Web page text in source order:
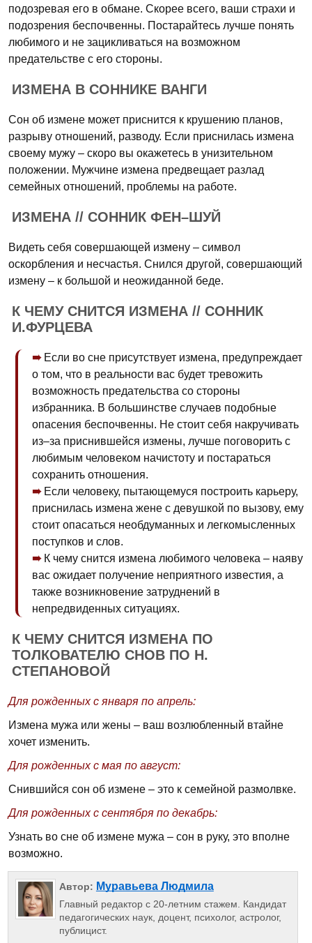
подозревая его в обмане. Скорее всего, ваши страхи и
подозрения беспочвенны. Постарайтесь лучше понять
любимого и не зацикливаться на возможном
предательстве с его стороны.
ИЗМЕНА В СОННИКЕ ВАНГИ
Сон об измене может приснится к крушению планов,
разрыву отношений, разводу. Если приснилась измена
своему мужу – скоро вы окажетесь в унизительном
положении. Мужчине измена предвещает разлад
семейных отношений, проблемы на работе.
ИЗМЕНА // СОННИК ФЕН–ШУЙ
Видеть себя совершающей измену – символ
оскорбления и несчастья. Снился другой, совершающий
измену – к большой и неожиданной беде.
К ЧЕМУ СНИТСЯ ИЗМЕНА // СОННИК
И.ФУРЦЕВА
Если во сне присутствует измена, предупреждает
о том, что в реальности вас будет тревожить
возможность предательства со стороны
избранника. В большинстве случаев подобные
опасения беспочвенны. Не стоит себя накручивать
из–за приснившейся измены, лучше поговорить с
любимым человеком начистоту и постараться
сохранить отношения.
Если человеку, пытающемуся построить карьеру,
приснилась измена жене с девушкой по вызову, ему
стоит опасаться необдуманных и легкомысленных
поступков и слов.
К чему снится измена любимого человека – наяву
вас ожидает получение неприятного известия, а
также возникновение затруднений в
непредвиденных ситуациях.
К ЧЕМУ СНИТСЯ ИЗМЕНА ПО
ТОЛКОВАТЕЛЮ СНОВ ПО Н.
СТЕПАНОВОЙ
Для рожденных с января по апрель:
Измена мужа или жены – ваш возлюбленный втайне
хочет изменить.
Для рожденных с мая по август:
Снившийся сон об измене – это к семейной размолвке.
Для рожденных с сентября по декабрь:
Узнать во сне об измене мужа – сон в руку, это вполне
возможно.
Автор: Муравьева Людмила
Главный редактор с 20-летним стажем. Кандидат
педагогических наук, доцент, психолог, астролог,
публицист.